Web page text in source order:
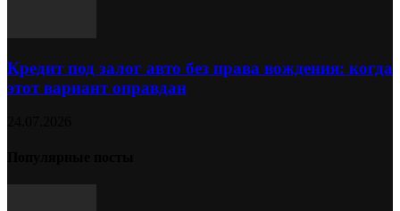
Кредит под залог авто без права вождения: когда
этот вариант оправдан